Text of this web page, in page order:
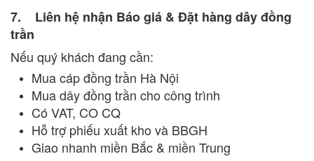
7. Liên hệ nhận Báo giá & Đặt hàng dây đồng
trần
Nếu quý khách đang cần:
Mua cáp đồng trần Hà Nội
Mua dây đồng trần cho công trình
Có VAT, CO CQ
Hỗ trợ phiếu xuất kho và BBGH
Giao nhanh miền Bắc & miền Trung